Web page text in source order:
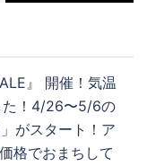
』 開催！気温
た！4/26〜5/6の
がスタート！ア
格でおまちして